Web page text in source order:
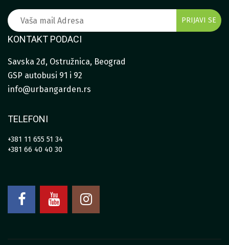
KONTAKT PODACI
Savska 2đ, Ostružnica, Beograd
GSP autobusi 91 i 92
info@urbangarden.rs
TELEFONI
+381 11 655 51 34
+381 66 40 40 30